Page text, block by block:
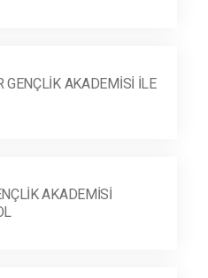
AKADEMISI ILE
AKADEMISI